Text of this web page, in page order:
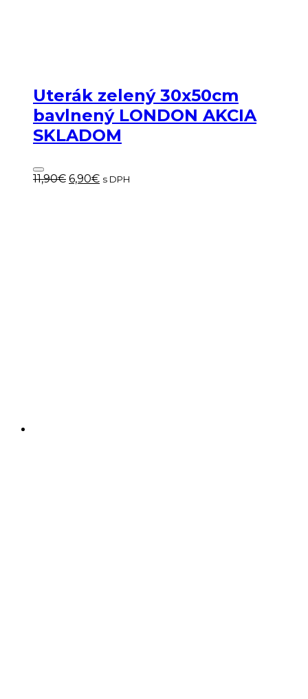
Uterák zelený 30x50cm
bavlnený LONDON AKCIA
SKLADOM
11,90€ Pôvodná
6,90€Aktuálna
s DPH